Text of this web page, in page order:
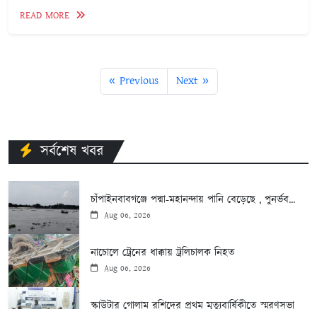
READ MORE
« Previous Next »
সর্বশেষ খবর
চাঁপাইনবাবগঞ্জে পদ্মা-মহানন্দায় পানি বেড়েছে , পুনর্ভব...
Aug 06, 2026
নাচোলে ট্রেনের ধাক্কায় ট্রলিচালক নিহত
Aug 06, 2026
স্কাউটার গোলাম রশিদের প্রথম মৃত্যুবার্ষিকীতে স্মরণসভা